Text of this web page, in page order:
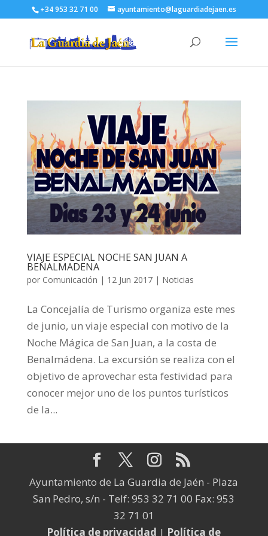
+34 953 32 71 00 ayuntamiento@laguardiadejaen.es
VIAJE ESPECIAL NOCHE SAN JUAN A
BENALMADENA
por Comunicación | 12 Jun 2017| Noticias
La Concejalía de Turismo organiza este mes
de junio, un viaje especial con motivo de la
Noche Mágica de San Juan, a la costa de
Benalmádena. La excursión se realiza con el
objetivo de aprovechar esta festividad para
conocer mejor uno de los puntos turísticos
de la...
Ayuntamiento de La Guardia de Jaén - Plaza
San Pedro, s/n - Telf: 953 32 71 00 Fax: 953
32 71 01
Política de privacidad | Política de